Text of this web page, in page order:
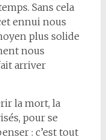
Sans cela
ennui nous
plus solide
nous
arriver
la mort, la
pour se
: c’est tout